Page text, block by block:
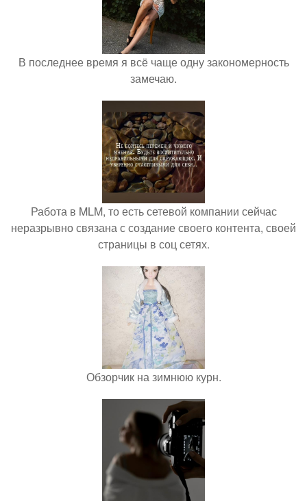
В последнее время я всё чаще одну закономерность
замечаю.
Работа в MLM, то есть сетевой компании сейчас
неразрывно связана с создание своего контента, своей
страницы в соц сетях.
Обзорчик на зимнюю курн.